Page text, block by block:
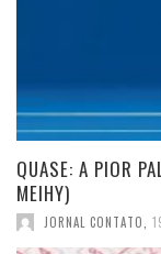
QUASE: A PIOR
MEIHY)
JORNAL CONTATO,